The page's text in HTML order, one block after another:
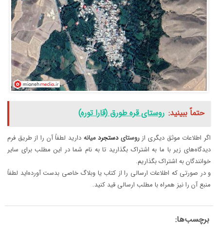
حتماً ببینید: روستای قره طورق (قارا توره)
اگر اطلاعات موثق دیگری ازروستای‌ دستجرد میانه دارید لطفاً آن را از طریق فرم
دیدگاه‌های زیر با ما به اشتراک بگذارید تا به نام شما در این مطلب برای سایر
خوانندگان به اشتراک بگذاریم.
و در صورتی که اطلاعات ارسالی را از کتاب یا وبلاگ خاصی بدست آورده‌اید لطفاً
منبع آن را نیز همراه با مطلب ارسالی قید کنید.
برچسب‌ها: